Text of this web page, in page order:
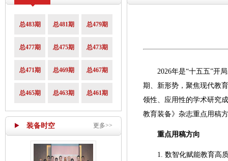
总483期 总481期 总479期
总477期 总475期 总473期
总471期 总469期 总467期
总465期 总463期 总461期
装备时空 更多>>
2026年是“十五五”开局
期、新形势，聚焦现代教
领性、应用性的学术研究
教育装备》杂志重点用稿
重点用稿方向
1. 数智化赋能教育高